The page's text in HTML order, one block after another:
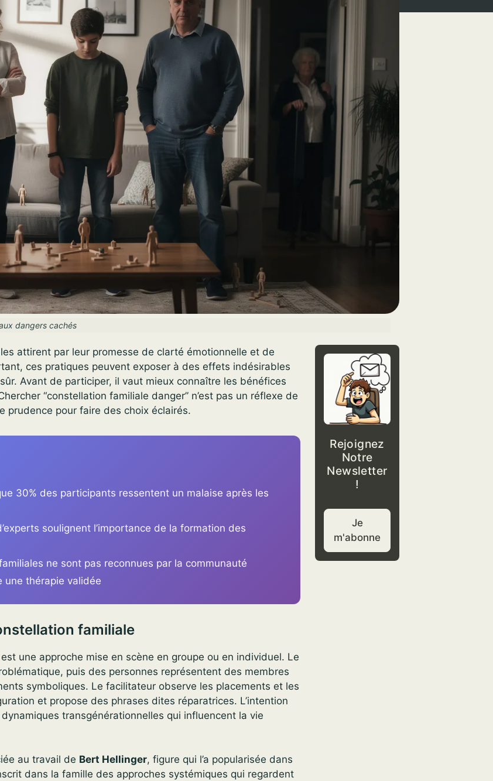
dangers cachés
attirent par leur promesse de clarté émotionnelle et de
ces pratiques peuvent exposer à des effets indésirables
Avant de participer, il vaut mieux connaître les bénéfices
“constellation familiale danger” n’est pas un réflexe de
prudence pour faire des choix éclairés.
30% des participants ressentent un malaise après les
soulignent l’importance de la formation des
ne sont pas reconnues par la communauté
une thérapie validée
familiale
une approche mise en scène en groupe ou en individuel. Le
puis des personnes représentent des membres
symboliques. Le facilitateur observe les placements et les
et propose des phrases dites réparatrices. L’intention
transgénérationnelles qui influencent la vie
au travail de Bert Hellinger, figure qui l’a popularisée dans
dans la famille des approches systémiques qui regardent
Rejoignez
Notre
Newsletter
!
Je
m'abonne